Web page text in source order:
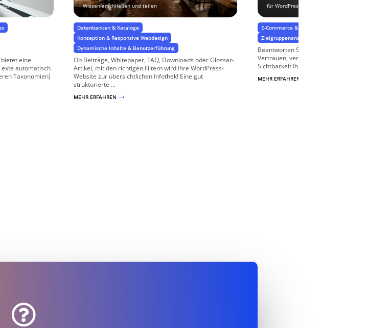
eine
automatisch
Taxonomien)
Wissen erschließen und teilen
Datenbanken & Kataloge
Konzeption & Responsive Webdesign
Dynamische Inhalte & Benutzerführung
Ob Beiträge, Whitepaper, FAQ, Downloads oder Glossar-
Artikel, mit den richtigen Filtern wird Ihre WordPress-
Website zur übersichtlichen Infothek! Eine gut
strukturierte ...
MEHR ERFAHREN $
für WordPress & WooCommerce
E-Commerce & Online-Shops
Zielgruppenansprache &
Beantworten Sie Fragen Ihrer
Vertrauen, vermittelt Kompetenz und
Sichtbarkeit Ihrer Website… Aber nur
MEHR ERFAHREN
